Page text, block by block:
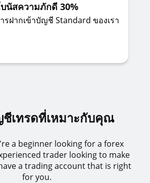
นัสความภักดี 30%
ฝากเข้าบัญชี Standard ของเรา
ชีเทรดที่เหมาะกับคุณ
a beginner looking for a forex
trader looking to make
a trading account that is right
for you.